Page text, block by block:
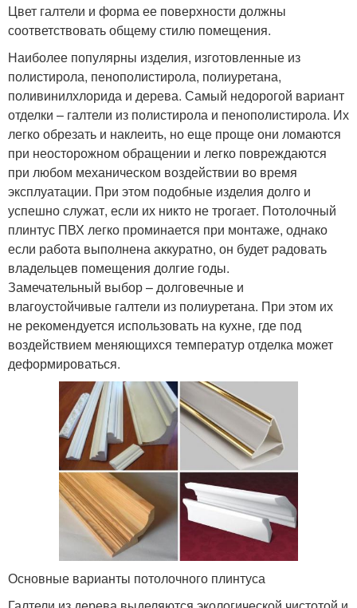
Цвет галтели и форма ее поверхности должны
соответствовать общему стилю помещения.
Наиболее популярны изделия, изготовленные из
полистирола, пенополистирола, полиуретана,
поливинилхлорида и дерева. Самый недорогой вариант
отделки – галтели из полистирола и пенополистирола. Их
легко обрезать и наклеить, но еще проще они ломаются
при неосторожном обращении и легко повреждаются
при любом механическом воздействии во время
эксплуатации. При этом подобные изделия долго и
успешно служат, если их никто не трогает. Потолочный
плинтус ПВХ легко проминается при монтаже, однако
если работа выполнена аккуратно, он будет радовать
владельцев помещения долгие годы.
Замечательный выбор – долговечные и
влагоустойчивые галтели из полиуретана. При этом их
не рекомендуется использовать на кухне, где под
воздействием меняющихся температур отделка может
деформироваться.
Основные варианты потолочного плинтуса